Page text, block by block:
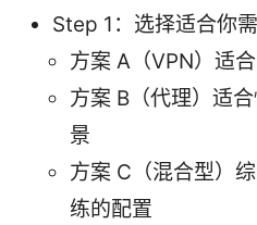
Step 1：选择适合你
方案 A（VPN）适
方案 B（代理）适
景
方案 C（混合型）
练的配置